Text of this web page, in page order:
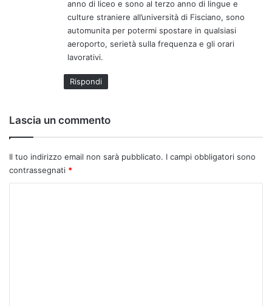
t
o
:
anno di liceo e sono al terzo anno di lingue e
culture straniere all’università di Fisciano, sono
automunita per potermi spostare in qualsiasi
aeroporto, serietà sulla frequenza e gli orari
lavorativi.
Rispondi
Lascia un commento
Il tuo indirizzo email non sarà pubblicato. I campi obbligatori sono
contrassegnati *